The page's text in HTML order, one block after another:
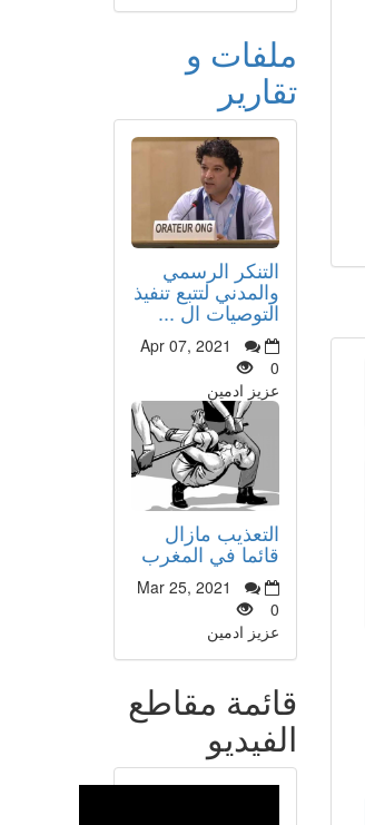
ملفات و
تقارير
التنكر الرسمي
والمدني لتتبع تنفيذ
التوصيات ال ...
Apr 07, 2021
0
عزيز ادمين
التعذيب مازال
قائما في المغرب
Mar 25, 2021
0
عزيز ادمين
قائمة مقاطع
الفيديو